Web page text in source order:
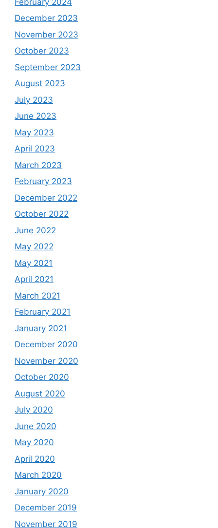
December 2023
November 2023
October 2023
September 2023
August 2023
July 2023
June 2023
May 2023
April 2023
March 2023
February 2023
December 2022
October 2022
June 2022
May 2022
May 2021
April 2021
March 2021
February 2021
January 2021
December 2020
November 2020
October 2020
August 2020
July 2020
June 2020
May 2020
April 2020
March 2020
January 2020
December 2019
November 2019